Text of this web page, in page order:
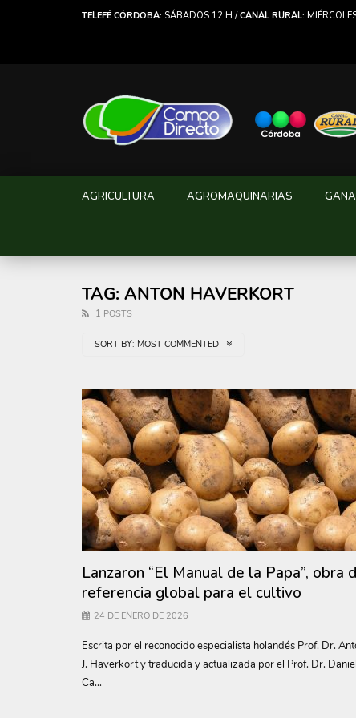
TELEFÉ CÓRDOBA: SÁBADOS 12 H /CANAL RURAL:
AGRICULTURA AGROMAQUINARIAS
TAG: ANTON HAVERKORT
1 POSTS
SORT BY: MOST COMMENTED
Lanzaron “El Manual de la Papa”, obra
referencia global para el cultivo
24 DE ENERO DE 2026
Escrita por el reconocido especialista holandés Prof. Dr.
J. Haverkort y traducida y actualizada por el Prof. Dr.
Ca...